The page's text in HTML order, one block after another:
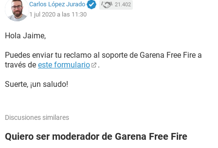
Carlos López Jurado 21.402
1 jul 2020 a las 11:30
Hola Jaime,
Puedes enviar tu reclamo al soporte de Garena Free Fire a
través de este formulario .
Suerte, ¡un saludo!
Discusiones similares
Quiero ser moderador de Garena Free Fire